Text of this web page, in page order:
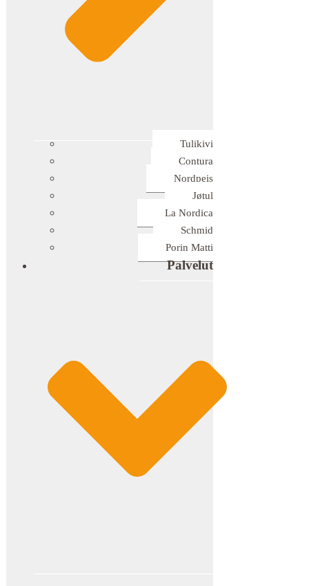
Tulikivi
Contura
Nordpeis
Jøtul
La Nordica
Schmid
Porin Matti
Palvelut